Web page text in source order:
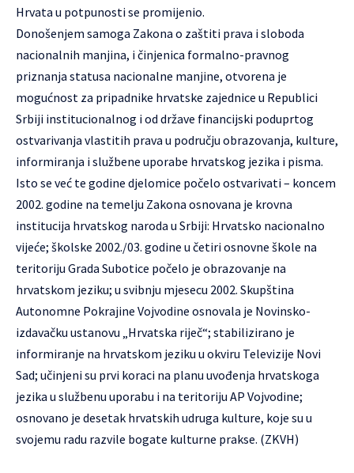
Hrvata u potpunosti se promijenio.
Donošenjem samoga Zakona o zaštiti prava i sloboda
nacionalnih manjina, i činjenica formalno-pravnog
priznanja statusa nacionalne manjine, otvorena je
mogućnost za pripadnike hrvatske zajednice u Republici
Srbiji institucionalnog i od države financijski poduprtog
ostvarivanja vlastitih prava u području obrazovanja, kulture,
informiranja i službene uporabe hrvatskog jezika i pisma.
Isto se već te godine djelomice počelo ostvarivati – koncem
2002. godine na temelju Zakona osnovana je krovna
institucija hrvatskog naroda u Srbiji: Hrvatsko nacionalno
vijeće; školske 2002./03. godine u četiri osnovne škole na
teritoriju Grada Subotice počelo je obrazovanje na
hrvatskom jeziku; u svibnju mjesecu 2002. Skupština
Autonomne Pokrajine Vojvodine osnovala je Novinsko-
izdavačku ustanovu „Hrvatska riječ“; stabilizirano je
informiranje na hrvatskom jeziku u okviru Televizije Novi
Sad; učinjeni su prvi koraci na planu uvođenja hrvatskoga
jezika u službenu uporabu i na teritoriju AP Vojvodine;
osnovano je desetak hrvatskih udruga kulture, koje su u
svojemu radu razvile bogate kulturne prakse. (ZKVH)